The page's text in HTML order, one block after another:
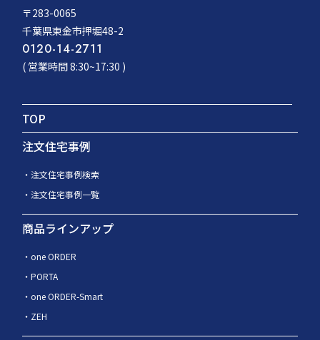
〒283-0065
千葉県東金市押堀48-2
0120-14-2711
( 営業時間 8:30~17:30 )
TOP
注文住宅事例
注文住宅事例検索
注文住宅事例一覧
商品ラインアップ
one ORDER
PORTA
one ORDER-Smart
ZEH